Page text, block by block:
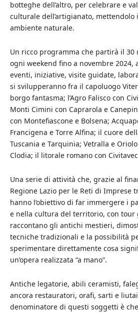
botteghe dell’altro, per celebrare e
culturale dell’artigianato, mettendolo
ambiente naturale.
Un ricco programma che partirà il 30
ogni weekend fino a novembre 2024,
eventi, iniziative, visite guidate,
si svilupperanno fra il capoluogo
borgo fantasma; l’Agro Falisco con
Monti Cimini con Caprarola e
con Montefiascone e Bolsena;
Francigena e Torre Alfina; il cuore
Tuscania e Tarquinia; Vetralla e
Clodia; il litorale romano con
Una serie di attività che, grazie al
Regione Lazio per le Reti di Imprese
hanno l’obiettivo di far immergere i
e nella cultura del territorio, con tour
raccontano gli antichi mestieri,
tecniche tradizionali e la possibilità
sperimentare direttamente cosa
un’opera realizzata “a mano”.
Antiche legatorie, abili ceramisti,
ancora restauratori, orafi, sarti e
denominatore di questi soggetti è